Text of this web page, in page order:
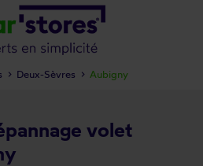
volet
Deux-Sèvres Aubigny